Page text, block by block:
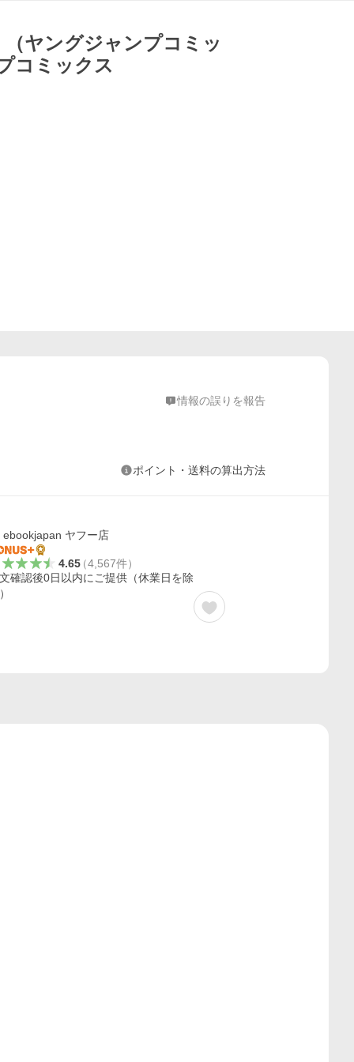
ングジャンプコミッ
コミックス
情報の誤りを報告
ポイント・送料の算出方法
ebookjapan ヤフー店
4.65（4,567件）
確認後0日以内にご提供（休業日を除